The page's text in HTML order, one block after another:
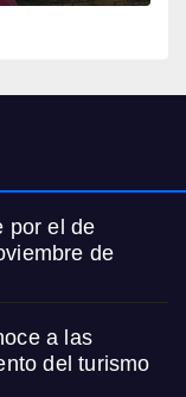
por el de
de
a las
del turismo